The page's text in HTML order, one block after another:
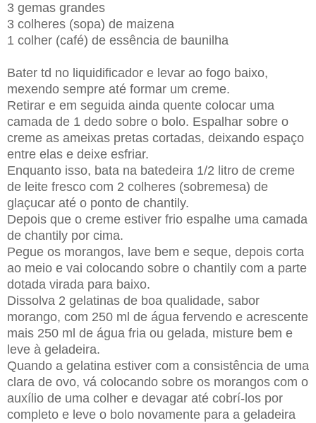
3 gemas grandes
3 colheres (sopa) de maizena
1 colher (café) de essência de baunilha
Bater td no liquidificador e levar ao fogo baixo,
mexendo sempre até formar um creme.
Retirar e em seguida ainda quente colocar uma
camada de 1 dedo sobre o bolo. Espalhar sobre o
creme as ameixas pretas cortadas, deixando espaço
entre elas e deixe esfriar.
Enquanto isso, bata na batedeira 1/2 litro de creme
de leite fresco com 2 colheres (sobremesa) de
glaçucar até o ponto de chantily.
Depois que o creme estiver frio espalhe uma camada
de chantily por cima.
Pegue os morangos, lave bem e seque, depois corta
ao meio e vai colocando sobre o chantily com a parte
dotada virada para baixo.
Dissolva 2 gelatinas de boa qualidade, sabor
morango, com 250 ml de água fervendo e acrescente
mais 250 ml de água fria ou gelada, misture bem e
leve à geladeira.
Quando a gelatina estiver com a consistência de uma
clara de ovo, vá colocando sobre os morangos com o
auxílio de uma colher e devagar até cobrí-los por
completo e leve o bolo novamente para a geladeira